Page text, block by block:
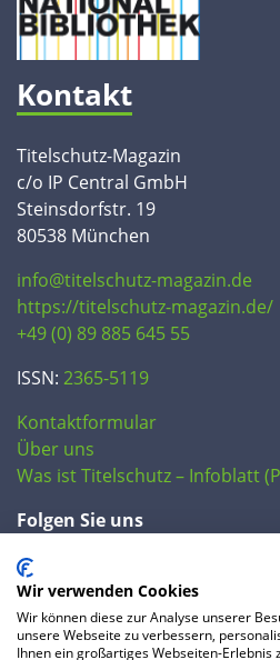
Kontakt
Titelschutz-Magazin
c/o IP Central GmbH
Steinsdorfstr. 19
80538 München
info@titelschutz-magazin.de
https://titelschutz-magazin.de/
+49 (0) 89 885 645 55
ISSN: 2365-5119
Kontaktformular
Über uns
Was ist Titelschutz – Infoblatt
Folgen Sie uns
Wir verwenden Cookies
Wir können diese zur Analyse unserer
unsere Webseite zu verbessern,
Ihnen ein großartiges Webseiten-Erlebnis